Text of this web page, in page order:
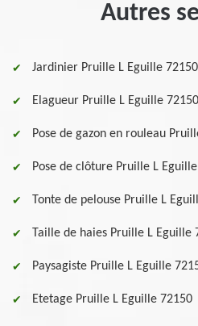
Autres
Jardinier Pruille L Eguille 72150
Elagueur Pruille L Eguille 72150
Pose de gazon en rouleau
Pose de clôture Pruille L
Tonte de pelouse Pruille L
Taille de haies Pruille L Eguille
Paysagiste Pruille L Eguille
Etetage Pruille L Eguille 72150